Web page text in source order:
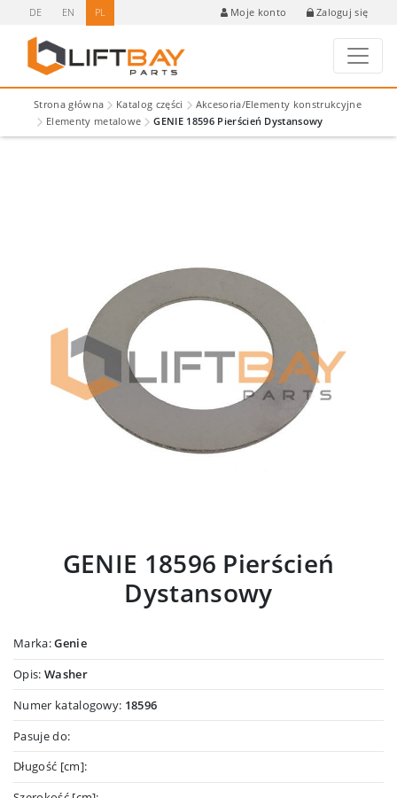
DE EN PL Moje konto Zaloguj się
Strona główna Katalog części
Akcesoria/Elementy konstrukcyjne
Elementy metalowe
GENIE 18596 Pierścień Dystansowy
GENIE 18596 Pierścień
Dystansowy
Marka:Genie
Opis: Washer
Numer katalogowy: 18596
Pasuje do:
Długość [cm]: